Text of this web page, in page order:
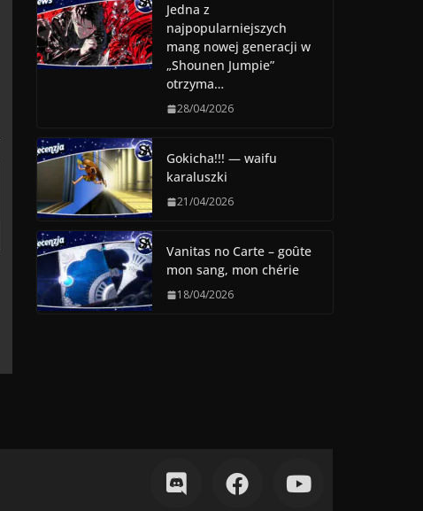
Jedna z
najpopularniejszych
mang nowej generacji w
„Shounen Jumpie”
otrzyma…
28/04/2026
Gokicha!!! — waifu
karaluszki
21/04/2026
Vanitas no Carte – goûte
mon sang, mon chérie
18/04/2026